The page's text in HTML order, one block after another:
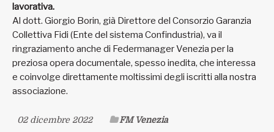
lavorativa.
Al dott. Giorgio Borin, già Direttore del Consorzio Garanzia
Collettiva Fidi (Ente del sistema Confindustria), va il
ringraziamento anche di Federmanager Venezia per la
preziosa opera documentale, spesso inedita, che interessa
e coinvolge direttamente moltissimi degli iscritti alla nostra
associazione.
02 dicembre 2022
FM Venezia